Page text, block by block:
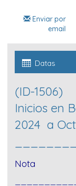
Enviar por
email
Datas
(ID-1506)
Inicios en
2024 a
Nota